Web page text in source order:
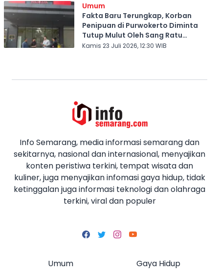
Umum
Fakta Baru Terungkap, Korban
Penipuan di Purwokerto Diminta
Tutup Mulut Oleh Sang Ratu
Investasi Bodong
Kamis 23 Juli 2026, 12:30 WIB
Info Semarang, media informasi semarang dan
sekitarnya, nasional dan internasional, menyajikan
konten peristiwa terkini, tempat wisata dan
kuliner, juga menyajikan infomasi gaya hidup, tidak
ketinggalan juga informasi teknologi dan olahraga
terkini, viral dan populer
Umum Gaya Hidup